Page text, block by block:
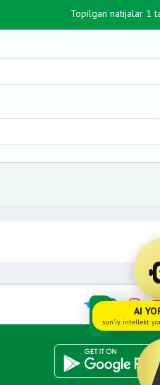
Topilgan natijalar 1
AI
sun'iy intellekt